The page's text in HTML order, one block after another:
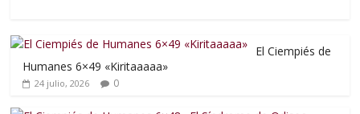
El Ciempiés de
Humanes 6×49 «Kiritaaaaa»
24 julio, 2026 0